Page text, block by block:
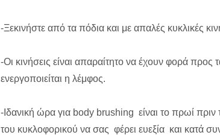
-Ξεκινήστε από τα πόδια και με απαλές κυκλικές
-Οι κινήσεις είναι απαραίτητο να έχουν φορά
ενεργοποιείται η λέμφος.
-Ιδανική ώρα για body brushing είναι το πρωί
του κυκλοφορικού να σας φέρει ευεξία και κατά